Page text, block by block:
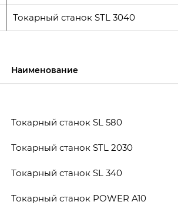
Токарный станок STL 3040
Наименование
Токарный станок SL 580
Токарный станок STL 2030
Токарный станок SL 340
Токарный станок POWER A10